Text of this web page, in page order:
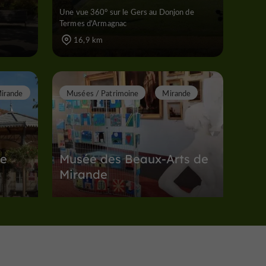
Une vue 360° sur le Gers au Donjon de
Termes d'Armagnac
16,9 km
Musée des Beaux-Arts de
Mirande
Musées / Patrimoine Mirande